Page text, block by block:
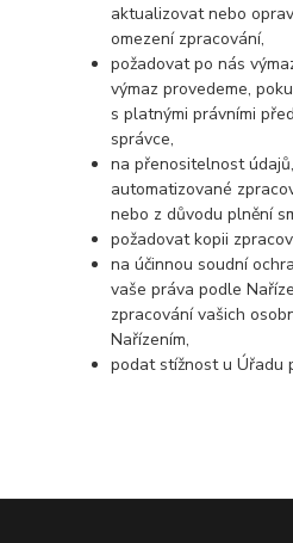
aktualizovat nebo
omezení zpracování,
požadovat po nás
výmaz provedeme,
s platnými právními
správce,
na přenositelnost
automatizované
nebo z důvodu plnění
požadovat kopii
na účinnou soudní
vaše práva podle
zpracování vašich
Nařízením,
podat stížnost u Úřadu